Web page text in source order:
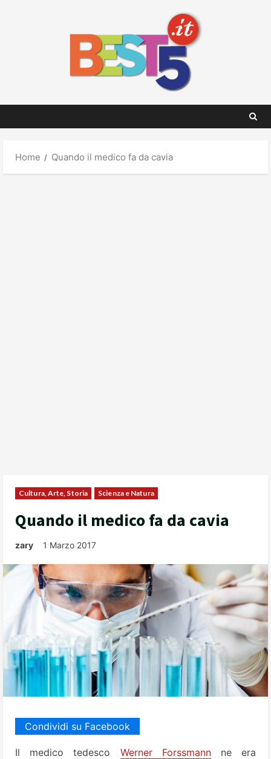
Home Quando il medico fa da cavia
Cultura, Arte, Storia Scienza e Natura
Quando il medico fa da cavia
zary 1 Marzo 2017
Condividi su Facebook
Il medico tedesco Werner Forssmannne era